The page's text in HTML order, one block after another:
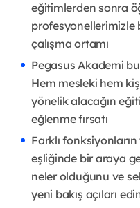
eğitimlerden sonra
çalışma ortamı
Pegasus Akademi
Hem mesleki hem
yönelik alacağın
eğlenme fırsatı
Farklı
eşliğinde bir araya
neler olduğunu ve
yeni bakış açıları